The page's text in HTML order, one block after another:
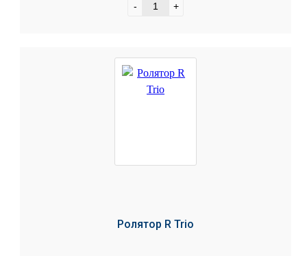
- +
Ролятор R Trio